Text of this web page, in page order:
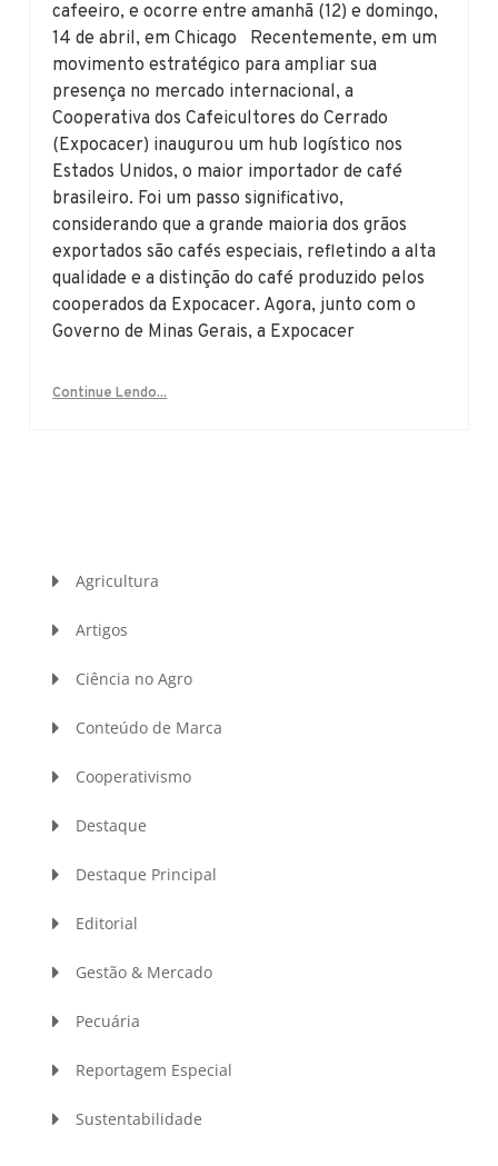
cafeeiro, e ocorre entre amanhã (12) e domingo,
14 de abril, em Chicago Recentemente, em um
movimento estratégico para ampliar sua
presença no mercado internacional, a
Cooperativa dos Cafeicultores do Cerrado
(Expocacer) inaugurou um hub logístico nos
Estados Unidos, o maior importador de café
brasileiro. Foi um passo significativo,
considerando que a grande maioria dos grãos
exportados são cafés especiais, refletindo a alta
qualidade e a distinção do café produzido pelos
cooperados da Expocacer. Agora, junto com o
Governo de Minas Gerais, a Expocacer
Continue Lendo...
Agricultura
Artigos
Ciência no Agro
Conteúdo de Marca
Cooperativismo
Destaque
Destaque Principal
Editorial
Gestão & Mercado
Pecuária
Reportagem Especial
Sustentabilidade